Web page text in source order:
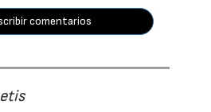
comentarios